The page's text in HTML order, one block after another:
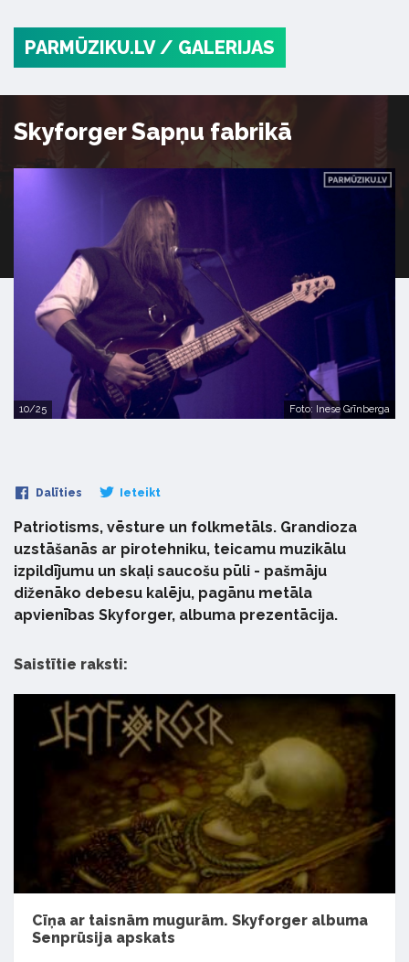
PARMŪZIKU.LV / GALERIJAS
Skyforger Sapņu fabrikā
10/25 Foto: Inese Grīnberga
Dalīties Ieteikt
Patriotisms, vēsture un folkmetāls. Grandioza
uzstāšanās ar pirotehniku, teicamu muzikālu
izpildījumu un skaļi saucošu pūli - pašmāju
diženāko debesu kalēju, pagānu metāla
apvienības Skyforger, albuma prezentācija.
Saistītie raksti:
Cīņa ar taisnām mugurām. Skyforger albuma
Senprūsija apskats